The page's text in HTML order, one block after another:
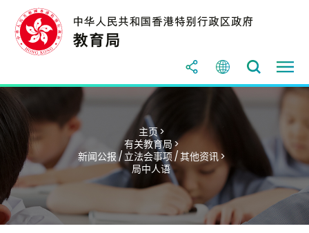
主页 >
有关教育局 >
新闻公报 / 立法会事项 / 其他资讯 >
局中人语